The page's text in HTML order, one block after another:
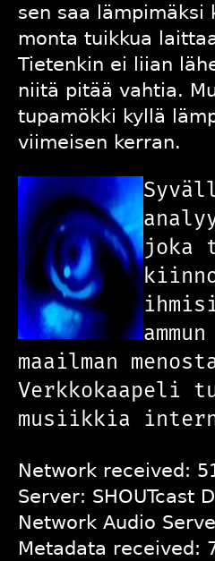
sen saa lämpimäksi
monta tuikkua
Tietenkin ei liian
niitä pitää vahtia.
tupamökki kyllä
viimeisen kerran.
joka
maailman
Verkkokaapeli
musiikkia
Network received:
Server: SHOUTcast
Network Audio
Metadata received: